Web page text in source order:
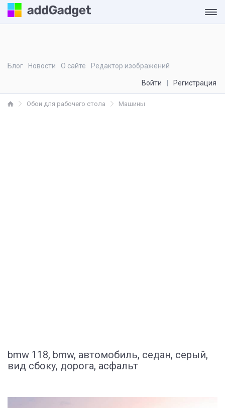
Блог Новости О сайте Редактор изображений
Войти Регистрация
Обои для рабочего стола Машины
bmw 118, bmw, автомобиль, седан, серый,
вид сбоку, дорога, асфальт